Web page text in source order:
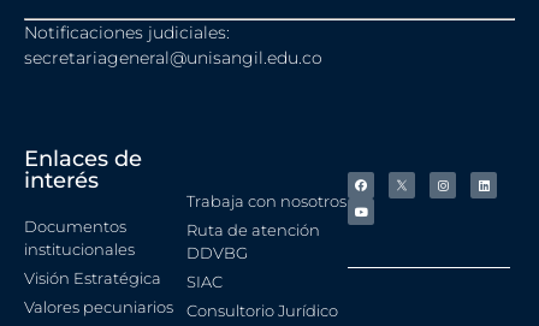
Notificaciones judiciales:
secretariageneral@unisangil.edu.co
Enlaces de
interés
Documentos
institucionales
Visión Estratégica
Valores pecuniarios
Trabaja con nosotros
Ruta de atención
DDVBG
SIAC
Consultorio Jurídico